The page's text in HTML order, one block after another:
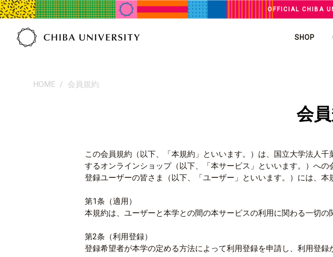
OFFICIAL CHIBA
SHOP
HOME / 会員規約
会
この会員規約（以下、「本規約」といいます。）は、国立大学法人
するオンラインショップ（以下、「本サービス」といいます。）への
登録ユーザーの皆さま（以下、「ユーザー」といいます。）には、本
第1条（適用）
本規約は、ユーザーと本学との間の本サービスの利用に関わる一切の
第2条（利用登録）
登録希望者が本学の定める方法によって利用登録を申請し、利用登録